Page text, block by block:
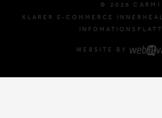
© 2026 CARMI
KLARER E-COMMERCE
WEBSITE BY